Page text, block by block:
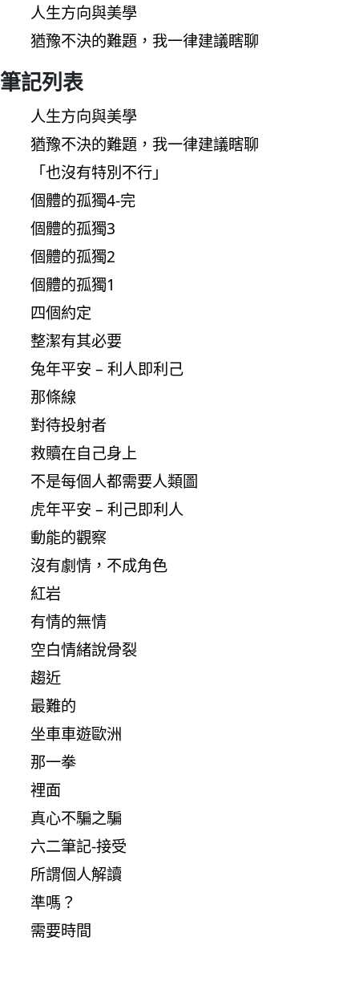
人生方向與美學
猶豫不決的難題，我一律建議瞎聊
筆記列表
人生方向與美學
猶豫不決的難題，我一律建議瞎聊
「也沒有特別不行」
個體的孤獨4-完
個體的孤獨3
個體的孤獨2
個體的孤獨1
四個約定
整潔有其必要
兔年平安 – 利人即利己
那條線
對待投射者
救贖在自己身上
不是每個人都需要人類圖
虎年平安 – 利己即利人
動能的觀察
沒有劇情，不成角色
紅岩
有情的無情
空白情緒說骨裂
趨近
最難的
坐車車遊歐洲
那一拳
裡面
真心不騙之騙
六二筆記-接受
所謂個人解讀
準嗎？
需要時間